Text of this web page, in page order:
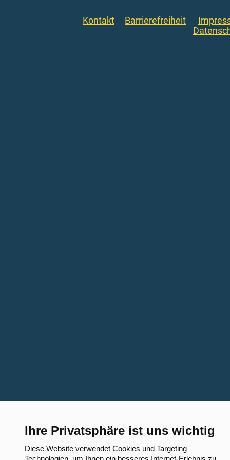
Ihre Privatsphäre ist uns wichtig
Diese Website verwendet Cookies und Targeting
Kontakt Barrierefreiheit